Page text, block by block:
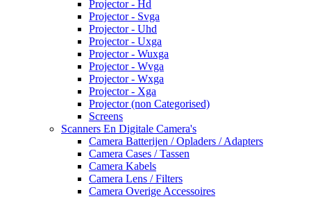
Projector - Hd
Projector - Svga
Projector - Uhd
Projector - Uxga
Projector - Wuxga
Projector - Wvga
Projector - Wxga
Projector - Xga
Projector (non Categorised)
Screens
Scanners En Digitale Camera's
Camera Batterijen / Opladers / Adapters
Camera Cases / Tassen
Camera Kabels
Camera Lens / Filters
Camera Overige Accessoires